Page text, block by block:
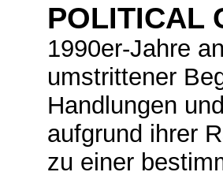
POLITICAL
1990er-Jahre
umstrittener
Handlungen
aufgrund ihrer
zu einer